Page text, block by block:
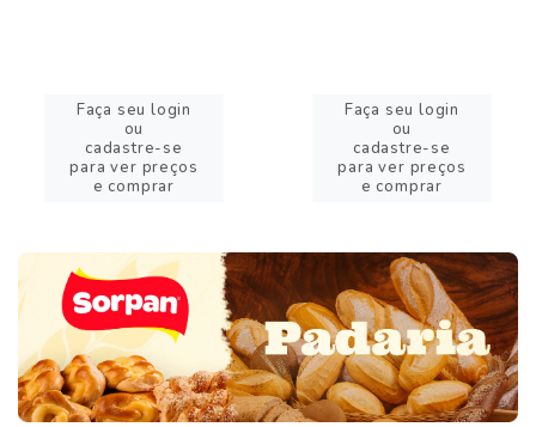
Faça seu login
ou
cadastre-se
para ver preços
e comprar
Faça seu login
ou
cadastre-se
para ver preços
e comprar